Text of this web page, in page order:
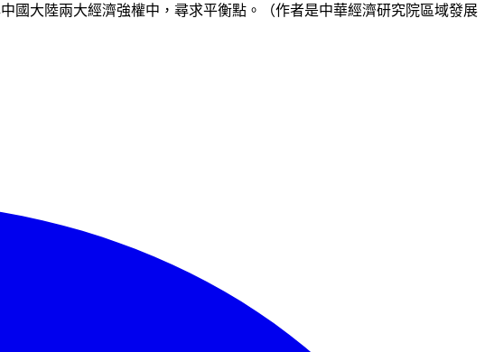
國大陸兩大經濟強權中，尋求平衡點。（作者是中華經濟研究院區域發展